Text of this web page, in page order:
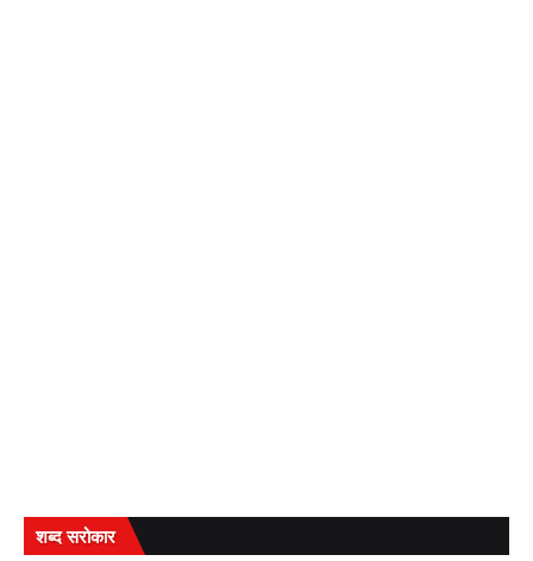
शब्द सरोकार